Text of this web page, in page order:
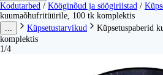
Kodutarbed / Kööginõud ja söögiriistad /
kuumaõhufritüürile, 100 tk komplektis
Küpsetustarvikud
Küpsetuspaberid
komplektis
1/4